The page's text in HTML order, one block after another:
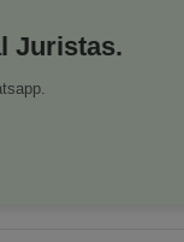
Juristas.